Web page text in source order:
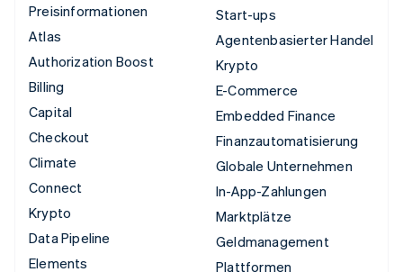
Preisinformationen
Atlas
Authorization Boost
Billing
Capital
Checkout
Climate
Connect
Krypto
Data Pipeline
Elements
Start-ups
Agentenbasierter Handel
Krypto
E-Commerce
Embedded Finance
Finanzautomatisierung
Globale Unternehmen
In-App-Zahlungen
Marktplätze
Geldmanagement
Plattformen